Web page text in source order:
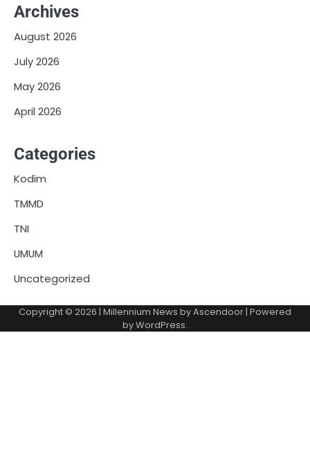
Archives
August 2026
July 2026
May 2026
April 2026
Categories
Kodim
TMMD
TNI
UMUM
Uncategorized
Copyright © 2026 | Millennium News byAscendoor | Powered
byWordPress.